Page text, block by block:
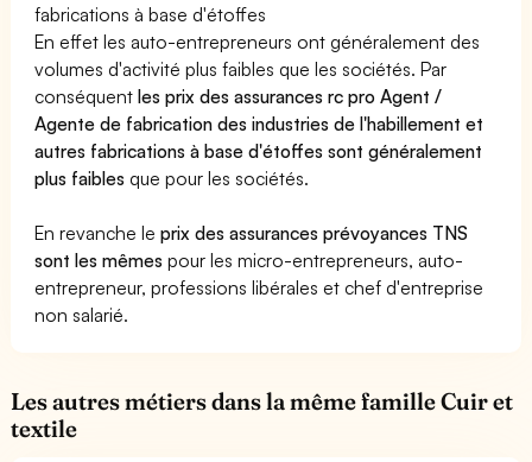
fabrications à base d'étoffes
En effet les auto-entrepreneurs ont généralement des
volumes d'activité plus faibles que les sociétés. Par
conséquentles prix des assurances rc pro Agent /
Agente de fabrication des industries de l'habillement et
autres fabrications à base d'étoffes sont généralement
plus faibles que pour les sociétés.
En revanche leprix des assurances prévoyances TNS
sont les mêmes pour les micro-entrepreneurs, auto-
entrepreneur, professions libérales et chef d'entreprise
non salarié.
Les autres métiers dans la même famille Cuir et
textile